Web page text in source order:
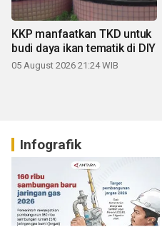
KKP manfaatkan TKD untuk
budi daya ikan tematik di DIY
05 August 2026 21:24 WIB
Infografik